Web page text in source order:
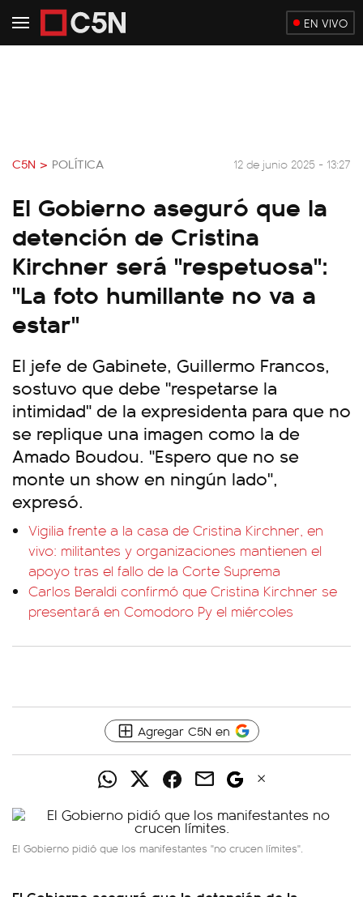
EN VIVO
C5N > POLÍTICA 12 de junio 2025 - 13:27
El Gobierno aseguró que la
detención de Cristina
Kirchner será "respetuosa":
"La foto humillante no va a
estar"
El jefe de Gabinete, Guillermo Francos,
sostuvo que debe "respetarse la
intimidad" de la expresidenta para que no
se replique una imagen como la de
Amado Boudou. "Espero que no se
monte un show en ningún lado",
expresó.
Vigilia frente a la casa de Cristina Kirchner, en
vivo: militantes y organizaciones mantienen el
apoyo tras el fallo de la Corte Suprema
Carlos Beraldi confirmó que Cristina Kirchner se
presentará en Comodoro Py el miércoles
Agregar C5N en
El Gobierno pidió que los manifestantes "no crucen límites".